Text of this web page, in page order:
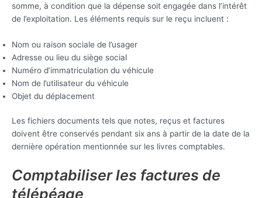
somme, à condition que la dépense soit engagée dans l’intérêt
de l’exploitation. Les éléments requis sur le reçu incluent :
Nom ou raison sociale de l’usager
Adresse ou lieu du siège social
Numéro d’immatriculation du véhicule
Nom de l’utilisateur du véhicule
Objet du déplacement
Les fichiers documents tels que notes, reçus et factures
doivent être conservés pendant six ans à partir de la date de la
dernière opération mentionnée sur les livres comptables.
Comptabiliser les factures de
télépéage